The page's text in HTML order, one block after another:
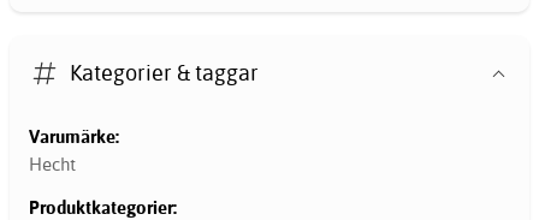
Kategorier & taggar
Varumärke:
Hecht
Produktkategorier: